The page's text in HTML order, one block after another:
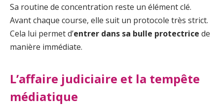
Sa routine de concentration reste un élément clé.
Avant chaque course, elle suit un protocole très strict.
Cela lui permet d’entrer dans sa bulle protectrice de
manière immédiate.
L’affaire judiciaire et la tempête
médiatique